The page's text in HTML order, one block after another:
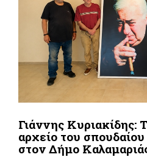
Γιάννης Κυριακίδης:
αρχείο του
στον Δήμο